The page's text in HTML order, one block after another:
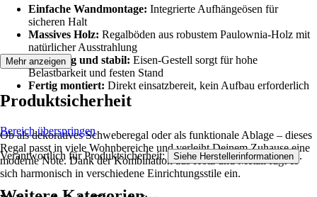
Einfache Wandmontage: Integrierte Aufhängeösen für
sicheren Halt
Massives Holz: Regalböden aus robustem Paulownia-Holz mit
natürlicher Ausstrahlung
Langlebig und stabil: Eisen-Gestell sorgt für hohe
Belastbarkeit und festen Stand
Fertig montiert: Direkt einsatzbereit, kein Aufbau erforderlich
Ob als dekoratives Schweberegal oder als funktionale Ablage – dieses
Regal passt in viele Wohnbereiche und verleiht Deinem Zuhause eine
moderne Note. Dank der Kombination aus Holz und Metall fügt es
sich harmonisch in verschiedene Einrichtungsstile ein.
Mehr anzeigen
Produktsicherheit
Bereich überspringen
Verantwortlich für Produktsicherheit: Siehe Herstellerinformationen .